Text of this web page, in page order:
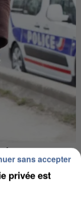
DE LA DZ
privée est
sans accepter